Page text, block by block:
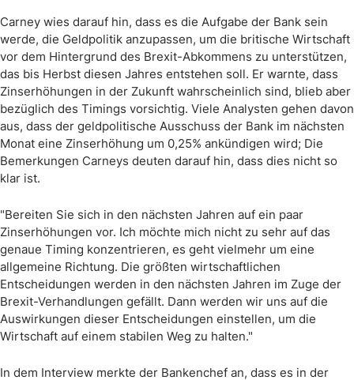
Carney wies darauf hin, dass es die Aufgabe der Bank sein
werde, die Geldpolitik anzupassen, um die britische Wirtschaft
vor dem Hintergrund des Brexit-Abkommens zu unterstützen,
das bis Herbst diesen Jahres entstehen soll. Er warnte, dass
Zinserhöhungen in der Zukunft wahrscheinlich sind, blieb aber
bezüglich des Timings vorsichtig. Viele Analysten gehen davon
aus, dass der geldpolitische Ausschuss der Bank im nächsten
Monat eine Zinserhöhung um 0,25% ankündigen wird; Die
Bemerkungen Carneys deuten darauf hin, dass dies nicht so
klar ist.
"Bereiten Sie sich in den nächsten Jahren auf ein paar
Zinserhöhungen vor. Ich möchte mich nicht zu sehr auf das
genaue Timing konzentrieren, es geht vielmehr um eine
allgemeine Richtung. Die größten wirtschaftlichen
Entscheidungen werden in den nächsten Jahren im Zuge der
Brexit-Verhandlungen gefällt. Dann werden wir uns auf die
Auswirkungen dieser Entscheidungen einstellen, um die
Wirtschaft auf einem stabilen Weg zu halten."
In dem Interview merkte der Bankenchef an, dass es in der